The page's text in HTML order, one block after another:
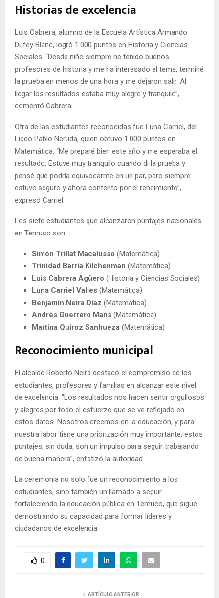
Historias de excelencia
Luis Cabrera, alumno de la Escuela Artística Armando
Dufey Blanc, logró 1.000 puntos en Historia y Ciencias
Sociales. “Desde niño siempre he tenido buenos
profesores de historia y me ha interesado el tema, terminé
la prueba en menos de una hora y me dejaron salir. Al
llegar los resultados estaba muy alegre y tranquilo”,
comentó Cabrera.
Otra de las estudiantes reconocidas fue Luna Carriel, del
Liceo Pablo Neruda, quien obtuvo 1.000 puntos en
Matemática. “Me preparé bien este año y me esperaba el
resultado. Estuve muy tranquilo cuando di la prueba y
pensé que podría equivocarme en un par, pero siempre
estuve seguro y ahora contento por el rendimiento”,
expresó Carriel.
Los siete estudiantes que alcanzaron puntajes nacionales
en Temuco son:
Simón Trillat Macalusso (Matemática)
Trinidad Barría Kilchenman (Matemática)
Luis Cabrera Agüero (Historia y Ciencias Sociales)
Luna Carriel Valles (Matemática)
Benjamín Neira Díaz (Matemática)
Andrés Guerrero Mans (Matemática)
Martina Quiroz Sanhueza (Matemática)
Reconocimiento municipal
El alcalde Roberto Neira destacó el compromiso de los
estudiantes, profesores y familias en alcanzar este nivel
de excelencia. “Los resultados nos hacen sentir orgullosos
y alegres por todo el esfuerzo que se ve reflejado en
estos datos. Nosotros creemos en la educación, y para
nuestra labor tiene una priorización muy importante; estos
puntajes, sin duda, son un impulso para seguir trabajando
de buena manera”, enfatizó la autoridad.
La ceremonia no solo fue un reconocimiento a los
estudiantes, sino también un llamado a seguir
fortaleciendo la educación pública en Temuco, que sigue
demostrando su capacidad para formar líderes y
ciudadanos de excelencia.
0
ARTÍCULO ANTERIOR